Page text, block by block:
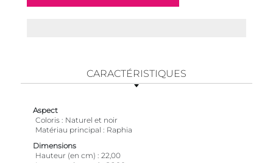
CARACTÉRISTIQUES
Aspect
Coloris
Naturel et noir
Matériau principal
Raphia
Dimensions
Hauteur (en cm)
22,00